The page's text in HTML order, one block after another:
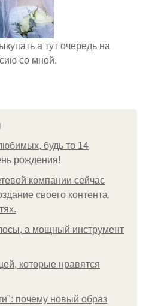
а тут очередь на
со мной.
будь то 14
рождения!
компании сейчас
своего контента,
а мощный инструмент
которые нравятся
почему новый образ